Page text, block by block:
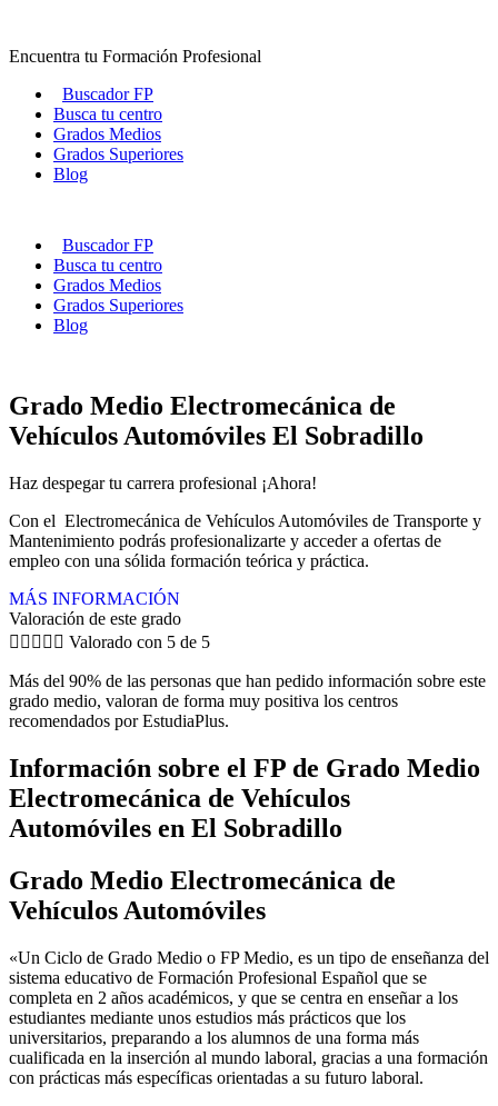
contenido
Encuentra tu Formación Profesional
Buscador FP
Busca tu centro
Grados Medios
Grados Superiores
Blog
Buscador FP
Busca tu centro
Grados Medios
Grados Superiores
Blog
Grado Medio Electromecánica de
Vehículos Automóviles El Sobradillo
Haz despegar tu carrera profesional ¡Ahora!
Con el Electromecánica de Vehículos Automóviles de Transporte y
Mantenimiento podrás profesionalizarte y acceder a ofertas de
empleo con una sólida formación teórica y práctica.
MÁS INFORMACIÓN
Valoración de este grado
     Valorado con 5 de 5
Más del 90% de las personas que han pedido información sobre este
grado medio, valoran de forma muy positiva los centros
recomendados por EstudiaPlus.
Información sobre el FP de Grado Medio
Electromecánica de Vehículos
Automóviles en El Sobradillo
Grado Medio Electromecánica de
Vehículos Automóviles
«Un Ciclo de Grado Medio o FP Medio, es un tipo de enseñanza del
sistema educativo de Formación Profesional Español que se
completa en 2 años académicos, y que se centra en enseñar a los
estudiantes mediante unos estudios más prácticos que los
universitarios, preparando a los alumnos de una forma más
cualificada en la inserción al mundo laboral, gracias a una formación
con prácticas más específicas orientadas a su futuro laboral.